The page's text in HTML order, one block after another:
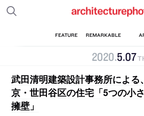
2020.5.07
武田清明建築設計事務所による
京・世田谷区の住宅「5つの小
擁壁」